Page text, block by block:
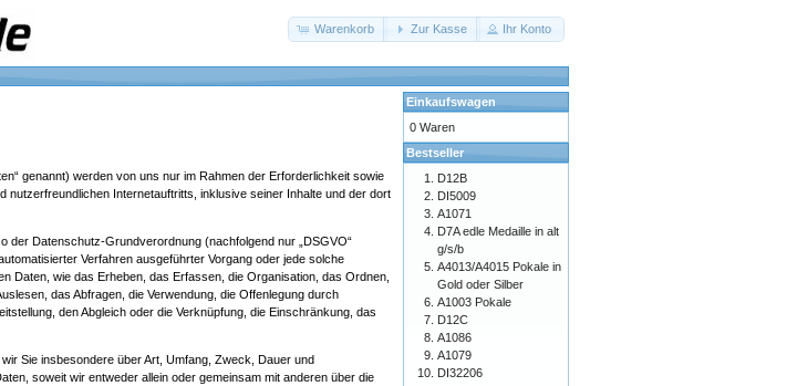
Warenkorb Zur Kasse Ihr Konto
genannt) werden von uns nur im Rahmen der Erforderlichkeit sowie
nutzerfreundlichen Internetauftritts, inklusive seiner Inhalte und der dort
der Datenschutz-Grundverordnung (nachfolgend nur „DSGVO“
Verfahren ausgeführter Vorgang oder jede solche
Daten, wie das Erheben, das Erfassen, die Organisation, das Ordnen,
das Abfragen, die Verwendung, die Offenlegung durch
den Abgleich oder die Verknüpfung, die Einschränkung, das
Sie insbesondere über Art, Umfang, Zweck, Dauer und
soweit wir entweder allein oder gemeinsam mit anderen über die
Einkaufswagen
0 Waren
Bestseller
D12B
DI5009
A1071
D7A edle Medaille in alt
g/s/b
A4013/A4015 Pokale in
Gold oder Silber
A1003 Pokale
D12C
A1086
A1079
DI32206